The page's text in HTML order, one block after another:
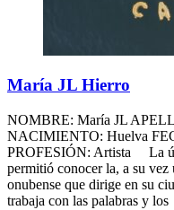
María JL Hierro
NOMBRE: María JL
NACIMIENTO: Huelva
PROFESIÓN: Artista La
permitió conocer la, a su
onubense que dirige en su
trabaja con las palabras y los